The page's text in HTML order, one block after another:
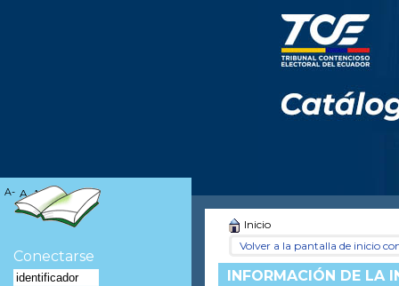
Inicio
Volver a la pantalla de inicio
INFORMACIÓN DE LA
A- A A+
Conectarse